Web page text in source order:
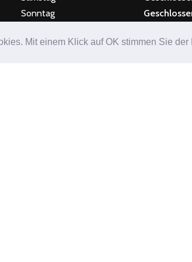
Mit einem Klick auf OK stimmen Sie
Sonntag